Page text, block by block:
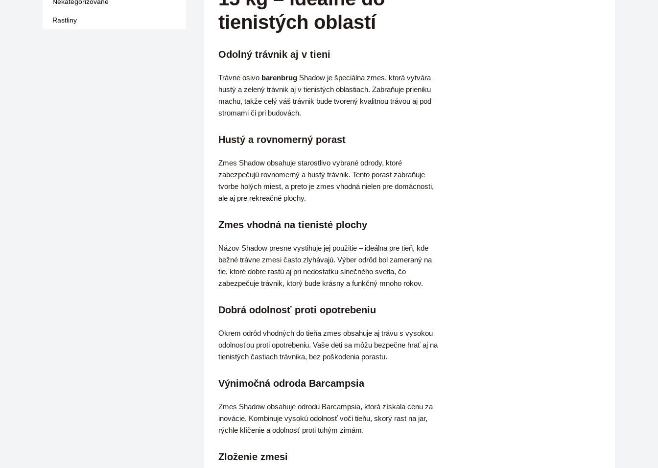
Rastliny
tienistých oblastí
Odolný trávnik aj v tieni
Trávne osivo barenbrugShadow je špeciálna zmes, ktorá vytvára
hustý a zelený trávnik aj v tienistých oblastiach. Zabraňuje prieniku
machu, takže celý váš trávnik bude tvorený kvalitnou trávou aj pod
stromami či pri budovách.
Hustý a rovnomerný porast
Zmes Shadow obsahuje starostlivo vybrané odrody, ktoré
zabezpečujú rovnomerný a hustý trávnik. Tento porast zabraňuje
tvorbe holých miest, a preto je zmes vhodná nielen pre domácnosti,
ale aj pre rekreačné plochy.
Zmes vhodná na tienisté plochy
Názov Shadow presne vystihuje jej použitie – ideálna pre tieň, kde
bežné trávne zmesi často zlyhávajú. Výber odrôd bol zameraný na
tie, ktoré dobre rastú aj pri nedostatku slnečného svetla, čo
zabezpečuje trávnik, ktorý bude krásny a funkčný mnoho rokov.
Dobrá odolnosť proti opotrebeniu
Okrem odrôd vhodných do tieňa zmes obsahuje aj trávu s vysokou
odolnosťou proti opotrebeniu. Vaše deti sa môžu bezpečne hrať aj na
tienistých častiach trávnika, bez poškodenia porastu.
Výnimočná odroda Barcampsia
Zmes Shadow obsahuje odrodu Barcampsia, ktorá získala cenu za
inovácie. Kombinuje vysokú odolnosť voči tieňu, skorý rast na jar,
rýchle klíčenie a odolnosť proti tuhým zimám.
Zloženie zmesi